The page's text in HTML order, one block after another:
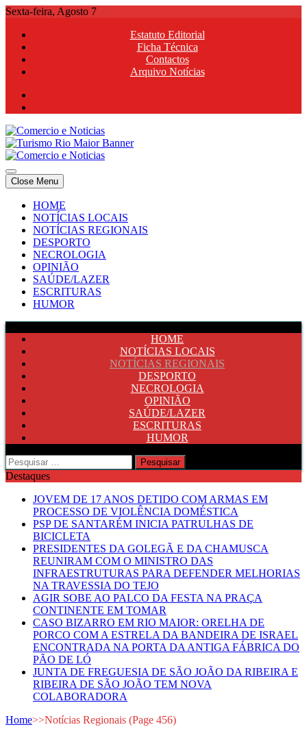
Skip
content
Sexta-feira, Agosto 7
Estatuto Editorial
Ficha Técnica
Contactos
Arquivo Notícias
Comercio e Noticias
Notícias e Publicidade Online
Comercio e Noticias
Notícias e Publicidade Online
Close Menu
HOME
NOTÍCIAS LOCAIS
NOTÍCIAS REGIONAIS
DESPORTO
NECROLOGIA
OPINIÃO
SAÚDE/LAZER
ESCRITURAS
HUMOR
HOME
NOTÍCIAS LOCAIS
NOTÍCIAS REGIONAIS
DESPORTO
NECROLOGIA
OPINIÃO
SAÚDE/LAZER
ESCRITURAS
HUMOR
Pesquisar
por:
Destaques
JOVEM DE 17 ANOS DETIDO COM ARMAS EM
PROCESSO DE VIOLÊNCIA DOMÉSTICA
PSP DE SANTARÉM INICIA PATRULHAS DE
BICICLETA
PRESIDENTES DA GOLEGÃ E DA CHAMUSCA
REUNIRAM COM O MINISTRO DAS
INFRAESTRUTURAS PARA DEFENDER MELHORIAS
NA TRAVESSIA DO TEJO
AGIR SOBE AO PALCO DA FESTA NA PRAÇA
CONTINENTE EM TOMAR
CASO BIZARRO EM RIO MAIOR: ORELHA DE
PORCO COM A ESTRELA DA BANDEIRA DE ISRAEL
ENCONTRADA NA PORTA DA ANTIGA FÁBRICA DO
PÃO DE LÓ
JUNTA DE FREGUESIA DE SÃO JOÃO DA RIBEIRA E
RIBEIRA DE SÃO JOÃO TEM NOVA
COLABORADORA
Home>>Notícias Regionais (Page 456)